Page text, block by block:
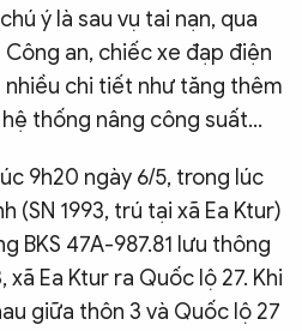
ý là sau vụ tai nạn, qua
an, chiếc xe đạp điện
nhiều chi tiết như tăng thêm
thống nâng công suất…
9h20 ngày 6/5, trong lúc
(SN 1993, trú tại xã Ea Ktur)
BKS 47A-987.81 lưu thông
Ea Ktur ra Quốc lộ 27. Khi
giữa thôn 3 và Quốc lộ 27